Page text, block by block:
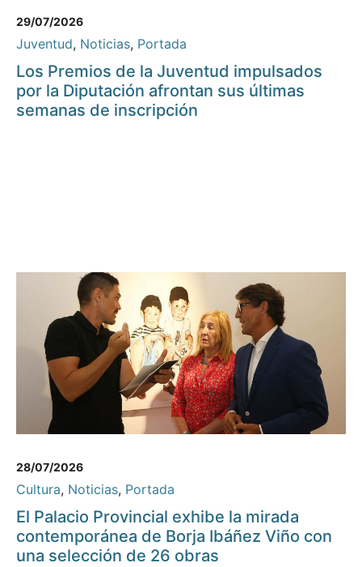
29/07/2026
Juventud, Noticias, Portada
Los Premios de la Juventud impulsados
por la Diputación afrontan sus últimas
semanas de inscripción
28/07/2026
Cultura, Noticias, Portada
El Palacio Provincial exhibe la mirada
contemporánea de Borja Ibáñez Viño con
una selección de 26 obras